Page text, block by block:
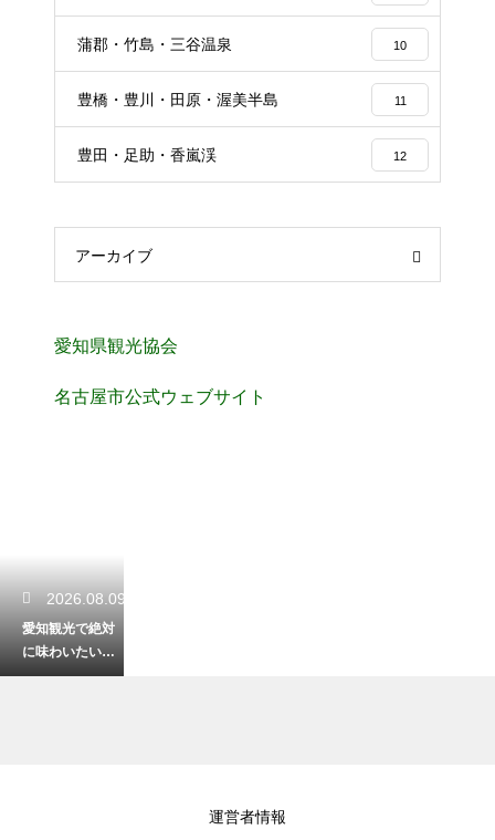
蒲郡・竹島・三谷温泉 10
豊橋・豊川・田原・渥美半島 11
豊田・足助・香嵐渓 12
アーカイブ
愛知県観光協会
名古屋市公式ウェブサイト
2026.08.09
愛知観光で絶対
に味わいたい絶
品グルメ！ご当
運営者情報